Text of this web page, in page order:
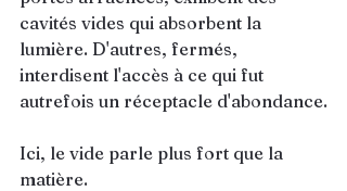
cavités vides qui absorbent la
lumière. D'autres, fermés,
interdisent l'accès à ce qui fut
autrefois un réceptacle d'abondance.
Ici, le vide parle plus fort que la
matière.